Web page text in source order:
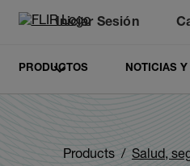
Iniciar Sesión
PRODUCTOS NOTICIAS
Products Salud,